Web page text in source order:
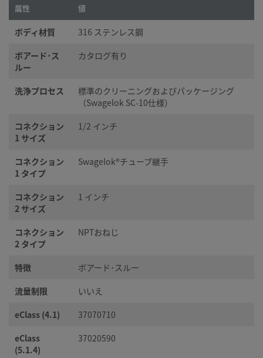
属性 値
ボディ材質
316 ステンレス鋼
ボアード･ス
ルー
カタログ有り
洗浄プロセス
標準のクリーニングおよびパッケージング
（Swagelok SC-10仕様）
コネクション
1 サイズ
1/2 インチ
コネクション
1 タイプ
Swagelok®チューブ継手
コネクション
2 サイズ
1 インチ
コネクション
2 タイプ
NPTおねじ
特徴
ボアード･スルー
流量制限
いいえ
eClass (4.1)
37070710
eClass
(5.1.4)
37020590